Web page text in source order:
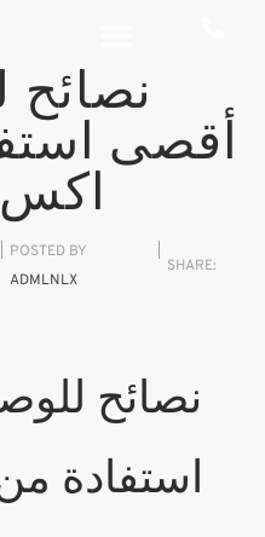
أقصى
اكس
POSTED BY
ADMLNLX
SHARE:
نصائح
استفادة